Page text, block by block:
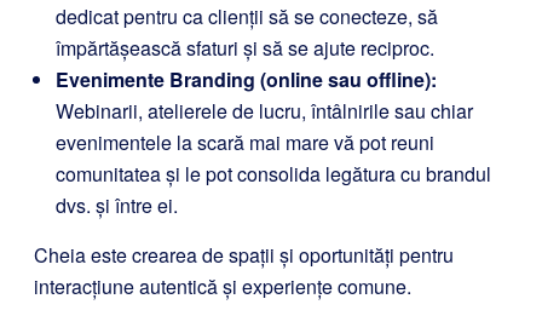
dedicat pentru ca clienții să se conecteze, să
împărtășească sfaturi și să se ajute reciproc.
Evenimente Branding (online sau offline):
Webinarii, atelierele de lucru, întâlnirile sau chiar
evenimentele la scară mai mare vă pot reuni
comunitatea și le pot consolida legătura cu brandul
dvs. și între ei.
Cheia este crearea de spații și oportunități pentru
interacțiune autentică și experiențe comune.